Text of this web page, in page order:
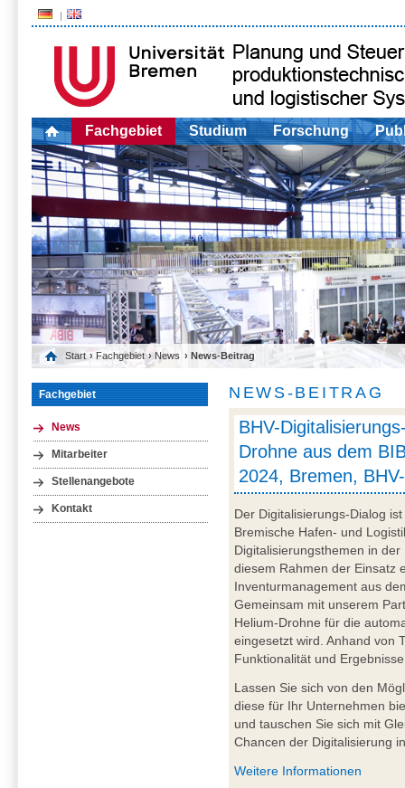
Fachgebiet Studium Forschung
Start › Fachgebiet › News › News-Beitrag
Fachgebiet
News
Mitarbeiter
Stellenangebote
Kontakt
NEWS-BEITRAG
BHV-
Drohne aus dem
2024, Bremen,
Der Digitalisierungs-Dialog
Bremische Hafen- und
Digitalisierungsthemen in
diesem Rahmen der Einsatz
Inventurmanagement aus
Gemeinsam mit unserem
Helium-Drohne für die
eingesetzt wird. Anhand von
Funktionalität und
Lassen Sie sich von den
diese für Ihr Unternehmen
und tauschen Sie sich mit
Chancen der Digitalisierung
Weitere Informationen